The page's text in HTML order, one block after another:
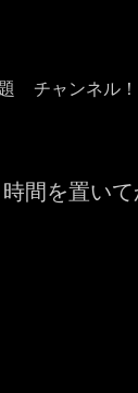
チャンネル
間を置い